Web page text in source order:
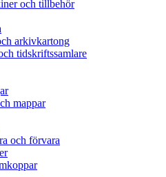
och tillbehör
arkivkartong
tidskriftssamlare
mappar
och förvara